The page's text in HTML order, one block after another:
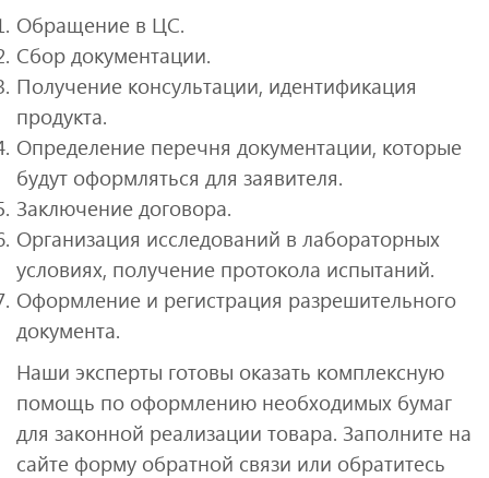
Обращение в ЦС.
Сбор документации.
Получение консультации, идентификация
продукта.
Определение перечня документации, которые
будут оформляться для заявителя.
Заключение договора.
Организация исследований в лабораторных
условиях, получение протокола испытаний.
Оформление и регистрация разрешительного
документа.
Наши эксперты готовы оказать комплексную
помощь по оформлению необходимых бумаг
для законной реализации товара. Заполните на
сайте форму обратной связи или обратитесь